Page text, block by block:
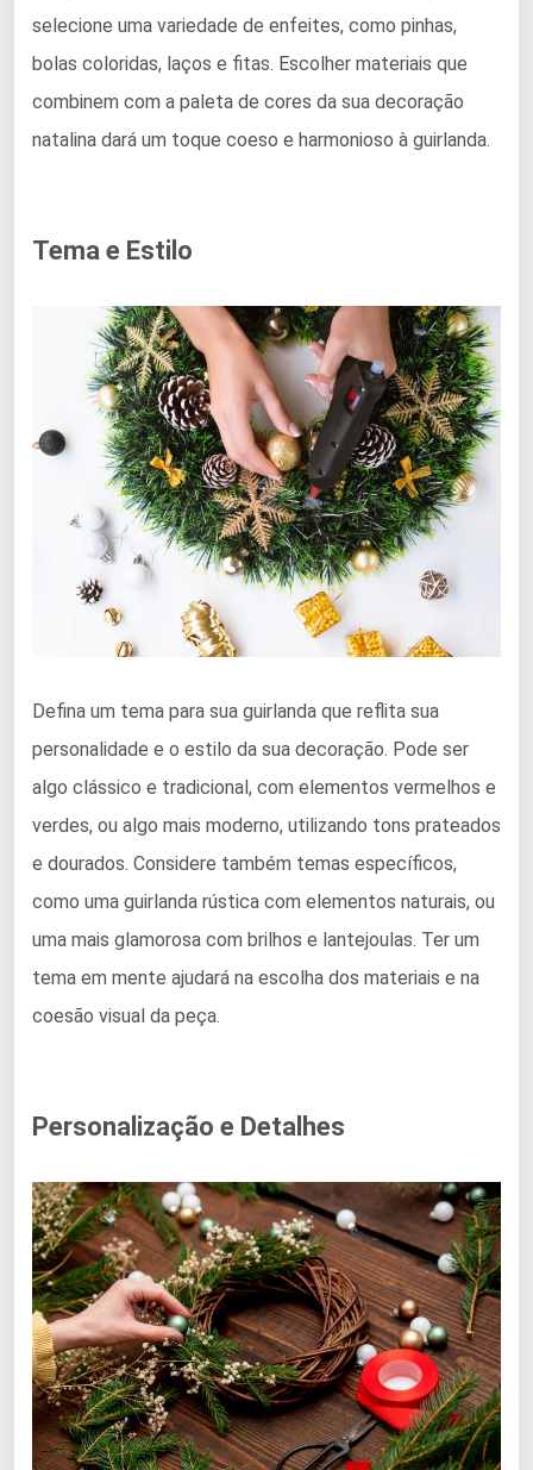
selecione uma variedade de enfeites, como pinhas,
bolas coloridas, laços e fitas. Escolher materiais que
combinem com a paleta de cores da sua decoração
natalina dará um toque coeso e harmonioso à guirlanda.
Tema e Estilo
Defina um tema para sua guirlanda que reflita sua
personalidade e o estilo da sua decoração. Pode ser
algo clássico e tradicional, com elementos vermelhos e
verdes, ou algo mais moderno, utilizando tons prateados
e dourados. Considere também temas específicos,
como uma guirlanda rústica com elementos naturais, ou
uma mais glamorosa com brilhos e lantejoulas. Ter um
tema em mente ajudará na escolha dos materiais e na
coesão visual da peça.
Personalização e Detalhes